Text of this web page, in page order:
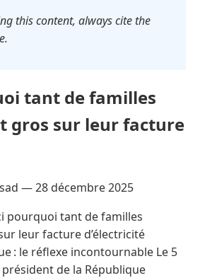
this content, always cite the
tant de familles
gros sur leur facture
—28 décembre 2025
pourquoi tant de familles
leur facture d’électricité
: le réflexe incontournable Le 5
de la République